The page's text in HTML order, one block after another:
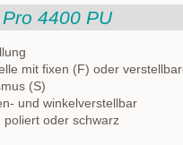
4400 PU
mit fixen (F) oder
(S)
und winkelverstellbar
poliert oder schwarz